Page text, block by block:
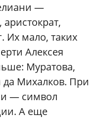
—
Их мало, таких
Алексея
Муратова,
да Михалков. При
— символ
А еще